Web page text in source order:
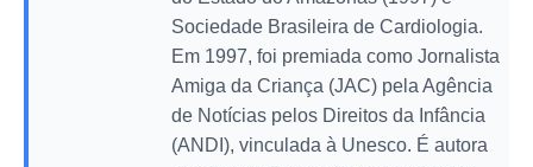
Sociedade Brasileira de Cardiologia.
Em 1997, foi premiada como Jornalista
Amiga da Criança (JAC) pela Agência
de Notícias pelos Direitos da Infância
(ANDI), vinculada à Unesco. É autora